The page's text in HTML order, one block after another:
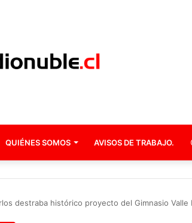
QUIÉNES SOMOS AVISOS DE TRABAJO.
destraba histórico proyecto del Gimnasio Valle